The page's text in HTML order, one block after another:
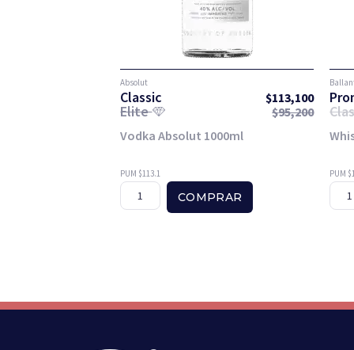
Absolut
Classic $113,100
Elite $95,200
Vodka Absolut 1000ml
PUM $113.1
COMPRAR
PUM